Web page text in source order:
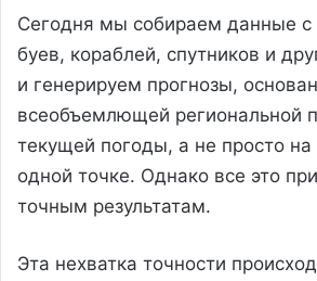
Сегодня мы собираем данные с
буев, кораблей, спутников и
и генерируем прогнозы,
всеобъемлющей региональной
текущей погоды, а не просто
одной точке. Однако все это
точным результатам.
Эта нехватка точности